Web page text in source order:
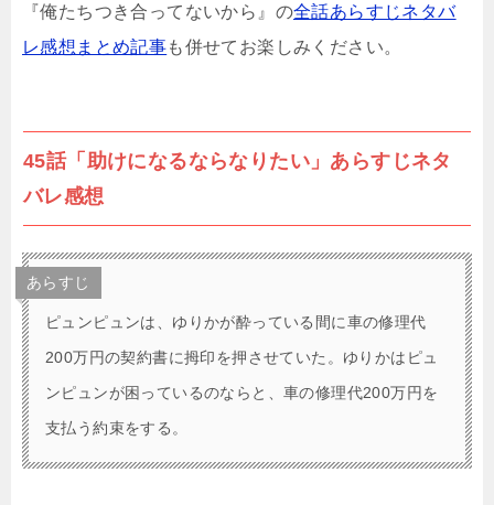
『俺たちつき合ってないから』の全話あらすじネタバ
レ感想まとめ記事も併せてお楽しみください。
45話「助けになるならなりたい」あらすじネタ
バレ感想
あらすじ
ピュンピュンは、ゆりかが酔っている間に車の修理代
200万円の契約書に拇印を押させていた。ゆりかはピュ
ンピュンが困っているのならと、車の修理代200万円を
支払う約束をする。